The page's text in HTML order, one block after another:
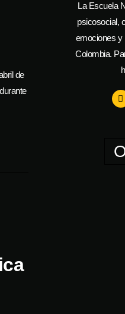
de
La Escuela
psicosocial,
emociones y
Colombia.